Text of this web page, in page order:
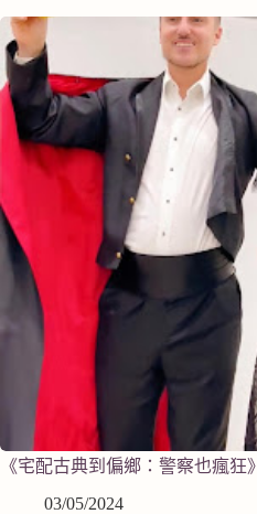
《宅配古典到偏鄉：警察也瘋狂》
03/05/2024